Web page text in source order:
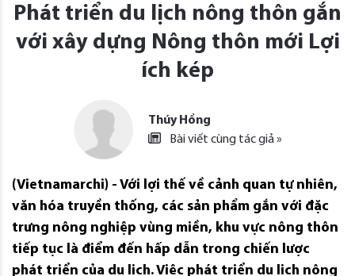
Phát triển du lịch nông thôn gắn
với xây dựng Nông thôn mới Lợi
ích kép
Thúy Hồng
Bài viết cùng tác giả »
(Vietnamarchi) - Với lợi thế về cảnh quan tự nhiên,
văn hóa truyền thống, các sản phẩm gắn với đặc
trưng nông nghiệp vùng miền, khu vực nông thôn
tiếp tục là điểm đến hấp dẫn trong chiến lược
phát triển của du lịch. Việc phát triển du lịch nông